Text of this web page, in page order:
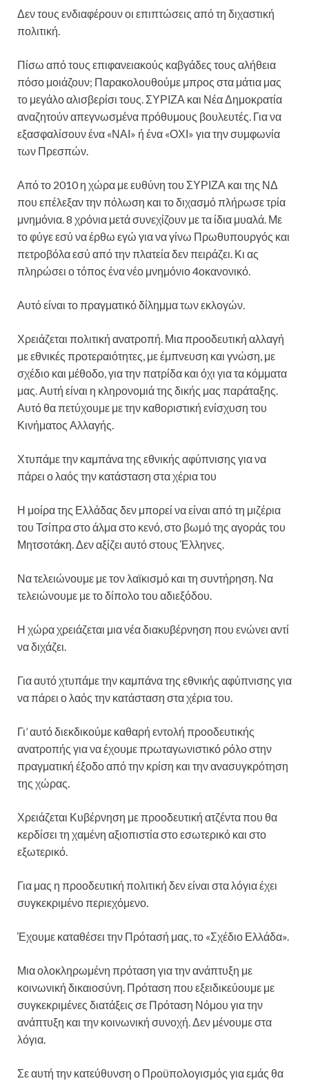
Δεν τους ενδιαφέρουν οι επιπτώσεις από τη διχαστική
πολιτική.
Πίσω από τους επιφανειακούς καβγάδες τους αλήθεια
πόσο μοιάζουν; Παρακολουθούμε μπρος στα μάτια μας
το μεγάλο αλισβερίσι τους. ΣΥΡΙΖΑ και Νέα Δημοκρατία
αναζητούν απεγνωσμένα πρόθυμους βουλευτές. Για να
εξασφαλίσουν ένα «ΝΑΙ» ή ένα «ΟΧΙ» για την συμφωνία
των Πρεσπών.
Από το 2010 η χώρα με ευθύνη του ΣΥΡΙΖΑ και της ΝΔ
που επέλεξαν την πόλωση και το διχασμό πλήρωσε τρία
μνημόνια. 8 χρόνια μετά συνεχίζουν με τα ίδια μυαλά. Με
το φύγε εσύ να έρθω εγώ για να γίνω Πρωθυπουργός και
πετροβόλα εσύ από την πλατεία δεν πειράζει. Κι ας
πληρώσει ο τόπος ένα νέο μνημόνιο 4οκανονικό.
Αυτό είναι το πραγματικό δίλημμα των εκλογών.
Χρειάζεται πολιτική ανατροπή. Μια προοδευτική αλλαγή
με εθνικές προτεραιότητες, με έμπνευση και γνώση, με
σχέδιο και μέθοδο, για την πατρίδα και όχι για τα κόμματα
μας. Αυτή είναι η κληρονομιά της δικής μας παράταξης.
Αυτό θα πετύχουμε με την καθοριστική ενίσχυση του
Κινήματος Αλλαγής.
Χτυπάμε την καμπάνα της εθνικής αφύπνισης για να
πάρει ο λαός την κατάσταση στα χέρια του
Η μοίρα της Ελλάδας δεν μπορεί να είναι από τη μιζέρια
του Τσίπρα στο άλμα στο κενό, στο βωμό της αγοράς του
Μητσοτάκη. Δεν αξίζει αυτό στους Έλληνες.
Να τελειώνουμε με τον λαϊκισμό και τη συντήρηση. Να
τελειώνουμε με το δίπολο του αδιεξόδου.
Η χώρα χρειάζεται μια νέα διακυβέρνηση που ενώνει αντί
να διχάζει.
Για αυτό χτυπάμε την καμπάνα της εθνικής αφύπνισης για
να πάρει ο λαός την κατάσταση στα χέρια του.
Γι’ αυτό διεκδικούμε καθαρή εντολή προοδευτικής
ανατροπής για να έχουμε πρωταγωνιστικό ρόλο στην
πραγματική έξοδο από την κρίση και την ανασυγκρότηση
της χώρας.
Χρειάζεται Κυβέρνηση με προοδευτική ατζέντα που θα
κερδίσει τη χαμένη αξιοπιστία στο εσωτερικό και στο
εξωτερικό.
Για μας η προοδευτική πολιτική δεν είναι στα λόγια έχει
συγκεκριμένο περιεχόμενο.
Έχουμε καταθέσει την Πρότασή μας, το «Σχέδιο Ελλάδα».
Μια ολοκληρωμένη πρόταση για την ανάπτυξη με
κοινωνική δικαιοσύνη. Πρόταση που εξειδικεύουμε με
συγκεκριμένες διατάξεις σε Πρόταση Νόμου για την
ανάπτυξη και την κοινωνική συνοχή. Δεν μένουμε στα
λόγια.
Σε αυτή την κατεύθυνση ο Προϋπολογισμός για εμάς θα